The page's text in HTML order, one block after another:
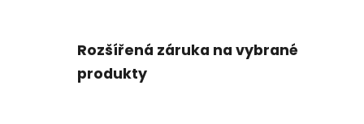
Rozšířená záruka na vybrané
produkty